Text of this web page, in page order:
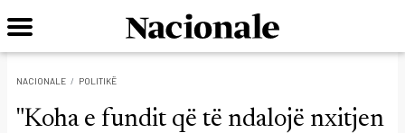
NACIONALE POLITIKË
"Koha e fundit që të ndalojë nxitjen